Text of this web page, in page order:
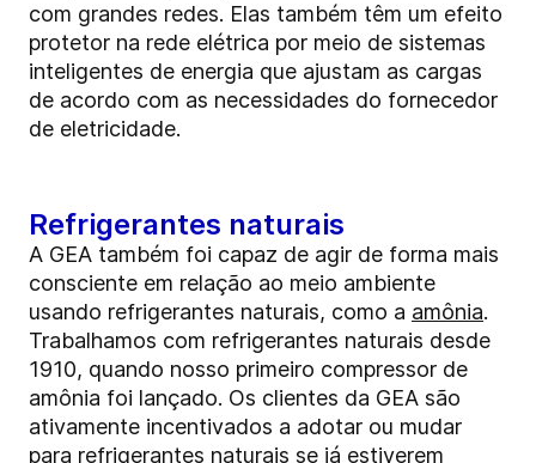
com grandes redes. Elas também têm um efeito
protetor na rede elétrica por meio de sistemas
inteligentes de energia que ajustam as cargas
de acordo com as necessidades do fornecedor
de eletricidade.
Refrigerantes naturais
A GEA também foi capaz de agir de forma mais
consciente em relação ao meio ambiente
usando refrigerantes naturais, como a amônia.
Trabalhamos com refrigerantes naturais desde
1910, quando nosso primeiro compressor de
amônia foi lançado. Os clientes da GEA são
ativamente incentivados a adotar ou mudar
para refrigerantes naturais se já estiverem